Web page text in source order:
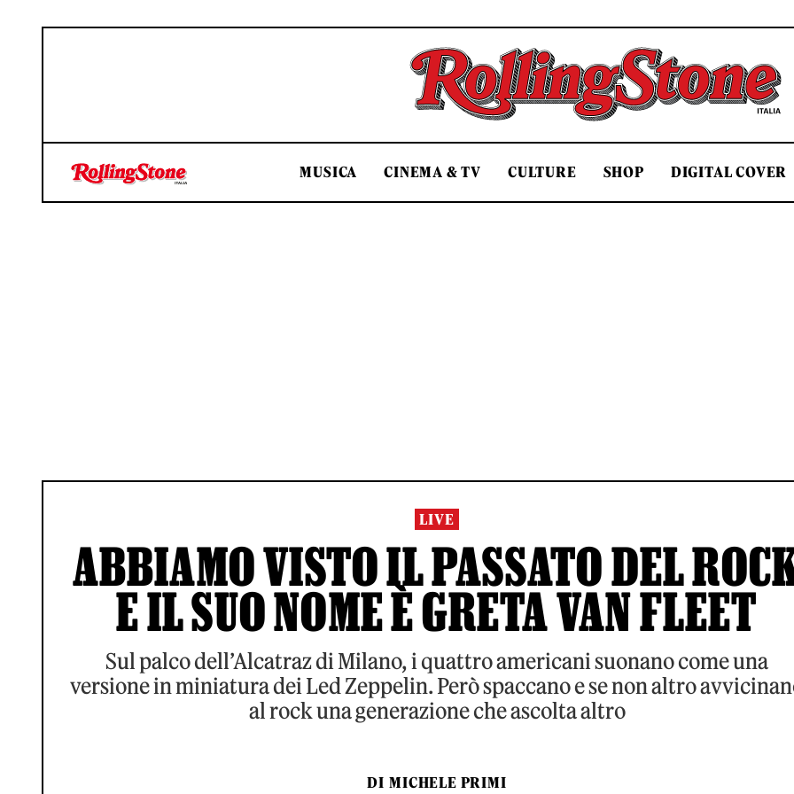
Rolling Stone Italia
MUSICA CINEMA & TV CULTURE SHOP DIGITAL COVER
LIVE
ABBIAMO VISTO IL PASSATO DEL
E IL SUO NOME È GRETA VAN FLEET
Sul palco dell’Alcatraz di Milano, i quattro americani suonano come una
versione in miniatura dei Led Zeppelin. Però spaccano e se non altro
al rock una generazione che ascolta altro
DI MICHELE PRIMI